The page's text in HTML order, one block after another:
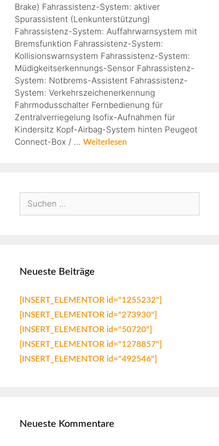
Brake) Fahrassistenz-System: aktiver
Spurassistent (Lenkunterstützung)
Fahrassistenz-System: Auffahrwarnsystem mit
Bremsfunktion Fahrassistenz-System:
Kollisionswarnsystem Fahrassistenz-System:
Müdigkeitserkennungs-Sensor Fahrassistenz-
System: Notbrems-Assistent Fahrassistenz-
System: Verkehrszeichenerkennung
Fahrmodusschalter Fernbedienung für
Zentralverriegelung Isofix-Aufnahmen für
Kindersitz Kopf-Airbag-System hinten Peugeot
Connect-Box / … Weiterlesen
Neueste Beiträge
[INSERT_ELEMENTOR id="1255232"]
[INSERT_ELEMENTOR id="273930"]
[INSERT_ELEMENTOR id="50720"]
[INSERT_ELEMENTOR id="1278857"]
[INSERT_ELEMENTOR id="492546"]
Neueste Kommentare